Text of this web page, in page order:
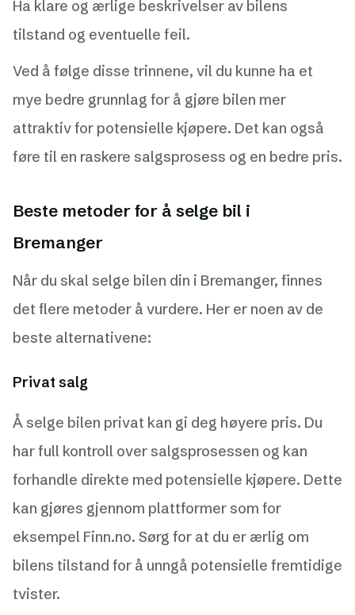
Ha klare og ærlige beskrivelser av bilens
tilstand og eventuelle feil.
Ved å følge disse trinnene, vil du kunne ha et
mye bedre grunnlag for å gjøre bilen mer
attraktiv for potensielle kjøpere. Det kan også
føre til en raskere salgsprosess og en bedre pris.
Beste metoder for å selge bil i
Bremanger
Når du skal selge bilen din i Bremanger, finnes
det flere metoder å vurdere. Her er noen av de
beste alternativene:
Privat salg
Å selge bilen privat kan gi deg høyere pris. Du
har full kontroll over salgsprosessen og kan
forhandle direkte med potensielle kjøpere. Dette
kan gjøres gjennom plattformer som for
eksempel Finn.no. Sørg for at du er ærlig om
bilens tilstand for å unngå potensielle fremtidige
tvister.